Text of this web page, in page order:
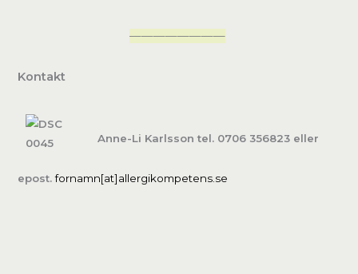
————————
Kontakt
Anne-Li Karlssontel. 0706 356823 eller
epost.fornamn[at]allergikompetens.se